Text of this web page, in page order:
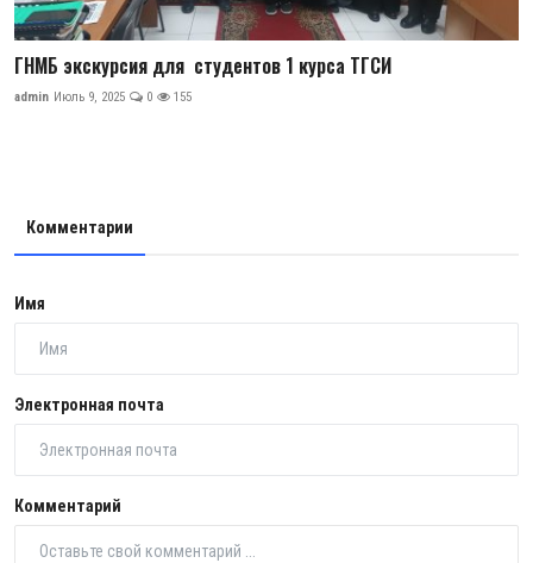
ГНМБ экскурсия для студентов 1 курса ТГСИ
admin Июль 9, 2025 0 155
Комментарии
Имя
Электронная почта
Комментарий